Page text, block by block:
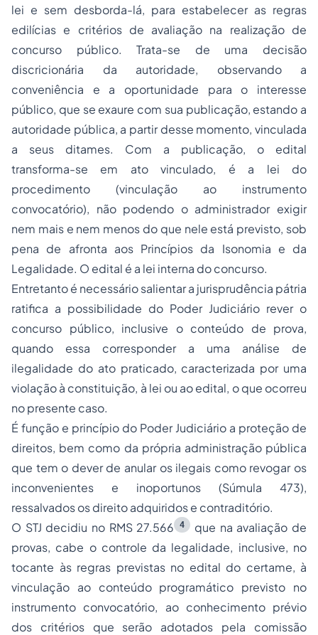
lei e sem desborda-lá, para estabelecer as regras
edilícias e critérios de avaliação na realização de
concurso público. Trata-se de uma decisão
discricionária da autoridade, observando a
conveniência e a oportunidade para o interesse
público, que se exaure com sua publicação, estando a
autoridade pública, a partir desse momento, vinculada
a seus ditames. Com a publicação, o edital
transforma-se em ato vinculado, é a lei do
procedimento (vinculação ao instrumento
convocatório), não podendo o administrador exigir
nem mais e nem menos do que nele está previsto, sob
pena de afronta aos Princípios da Isonomia e da
Legalidade. O edital é a lei interna do concurso.
Entretanto é necessário salientar a jurisprudência pátria
ratifica a possibilidade do Poder Judiciário rever o
concurso público, inclusive o conteúdo de prova,
quando essa corresponder a uma análise de
ilegalidade do ato praticado, caracterizada por uma
violação à constituição, à lei ou ao edital, o que ocorreu
no presente caso.
É função e princípio do Poder Judiciário a proteção de
direitos, bem como da própria administração pública
que tem o dever de anular os ilegais como revogar os
inconvenientes e inoportunos (Súmula 473),
ressalvados os direito adquiridos e contraditório.
O STJ decidiu no RMS 27.566 4
que na avaliação de
provas, cabe o controle da legalidade, inclusive, no
tocante às regras previstas no edital do certame, à
vinculação ao conteúdo programático previsto no
instrumento convocatório, ao conhecimento prévio
dos critérios que serão adotados pela comissão